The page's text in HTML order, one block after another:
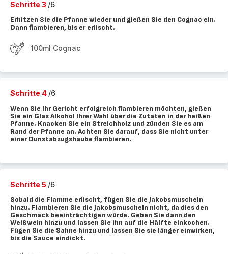
Schritte 3 /6
Erhitzen Sie die Pfanne wieder und gießen Sie den Cognac ein.
Dann flambieren, bis er erlischt.
100ml Cognac
Schritte 4 /6
Wenn Sie Ihr Gericht erfolgreich flambieren möchten, gießen
Sie ein Glas Alkohol Ihrer Wahl über die Zutaten in der heißen
Pfanne. Knacken Sie ein Streichholz und zünden Sie es am
Rand der Pfanne an. Achten Sie darauf, dass Sie nicht unter
einer Dunstabzugshaube flambieren.
Schritte 5 /6
Sobald die Flamme erlischt, fügen Sie die Jakobsmuscheln
hinzu. Flambieren Sie die Jakobsmuscheln nicht, da dies den
Geschmack beeinträchtigen würde. Geben Sie dann den
Weißwein hinzu und lassen Sie ihn auf die Hälfte einkochen.
Fügen Sie die Sahne hinzu und lassen Sie sie länger einwirken,
bis die Sauce eindickt.